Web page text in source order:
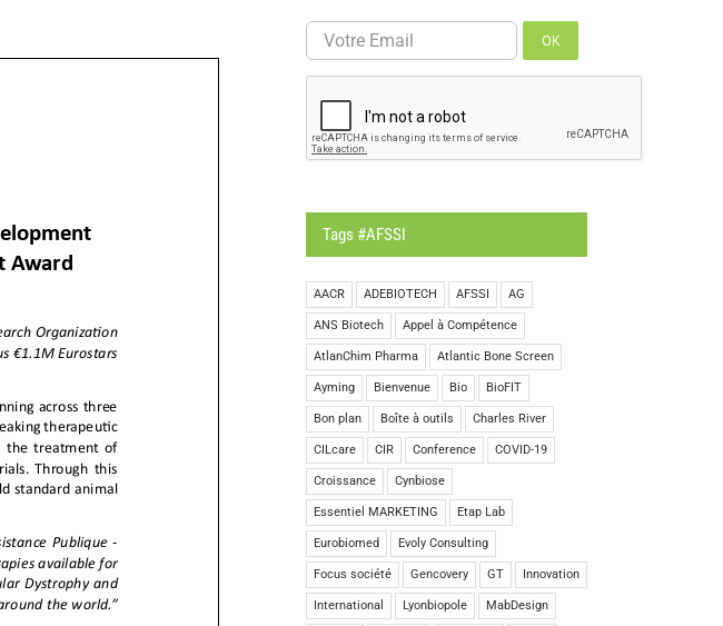
OK
Tags #AFSSI
AACR ADEBIOTECH AFSSI AG
ANS Biotech Appel à Compétence
AtlanChim Pharma Atlantic Bone Screen
Ayming Bienvenue Bio BioFIT
Bon plan Boîte à outils Charles River
CILcare CIR Conference COVID-19
Croissance Cynbiose
Essentiel MARKETING Etap Lab
Eurobiomed Evoly Consulting
Focus société Gencovery GT Innovation
International Lyonbiopole MabDesign